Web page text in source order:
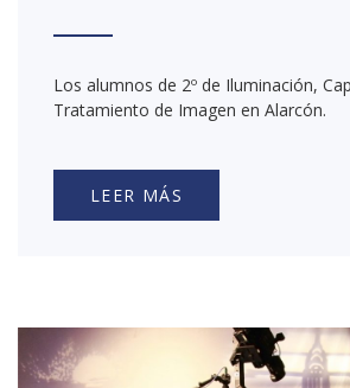
Los alumnos de 2º de Iluminación,
Tratamiento de Imagen en Alarcón.
LEER MÁS